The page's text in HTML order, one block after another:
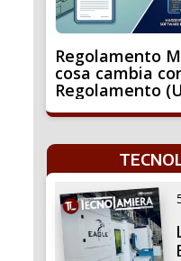
Regolamento
cosa cambia
Regolamento